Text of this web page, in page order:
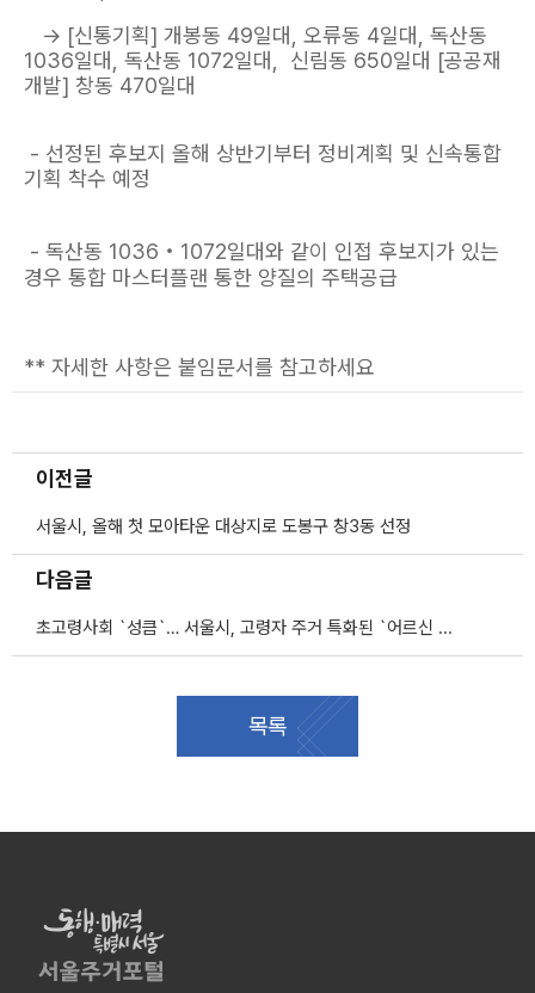
→ [신통기획] 개봉동 49일대, 오류동 4일대, 독산동
1036일대, 독산동 1072일대, 신림동 650일대 [공공재
개발] 창동 470일대
- 선정된 후보지 올해 상반기부터 정비계획 및 신속통합
기획 착수 예정
- 독산동 1036‧1072일대와 같이 인접 후보지가 있는
경우 통합 마스터플랜 통한 양질의 주택공급
** 자세한 사항은 붙임문서를 참고하세요
이전글
서울시, 올해 첫 모아타운 대상지로 도봉구 창3동 선정
다음글
초고령사회 `성큼`… 서울시, 고령자 주거 특화된 `어르신 안심주택` 공급
목록